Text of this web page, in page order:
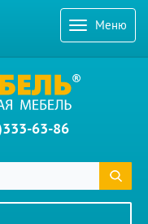
Меню
63-86